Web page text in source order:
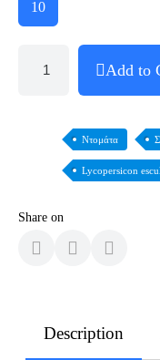
10
Add to
Ντομάτα
Lycopersicon
Share on
Description